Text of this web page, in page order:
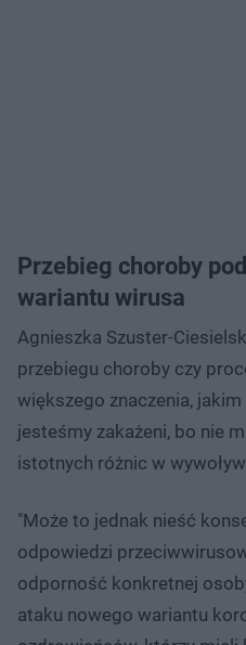
Przebieg choroby
wariantu wirusa
Agnieszka Szuster-
przebiegu choroby czy
większego znaczenia,
jesteśmy zakażeni, bo nie
istotnych różnic w
"Może to jednak nieść
odpowiedzi
odporność konkretnej
ataku nowego wariantu